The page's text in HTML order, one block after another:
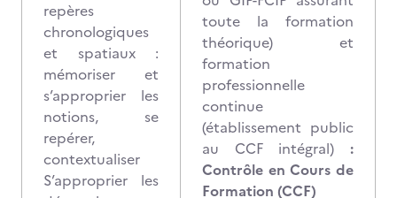
repères
chronologiques
et spatiaux :
mémoriser et
s’approprier les
notions, se
repérer,
contextualiser
S’approprier les
toute la formation
théorique) et
formation
professionnelle
continue
(établissement public
au CCF intégral) :
Contrôle en Cours de
Formation (CCF)